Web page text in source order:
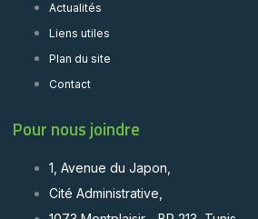
Actualités
Liens utiles
Plan du site
Contact
Pour nous joindre
1, Avenue du Japon,
Cité Administrative,